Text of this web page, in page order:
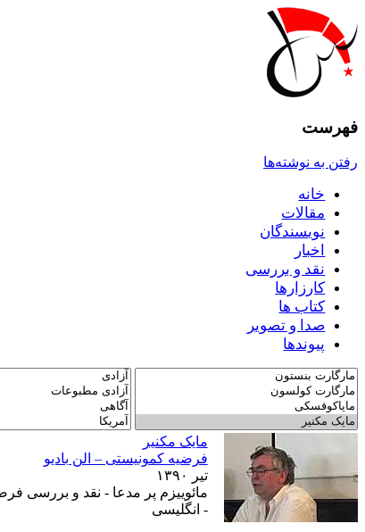
فهرست
رفتن به نوشته‌ها
خانه
مقالات
نويسندگان
اخبار
نقد و بررسى
کارزارها
کتاب ها
صدا و تصوير
پيوندها
مايک مکنير
فرضيه کمونيستى – الن باديو
تير ۱۳۹۰
- انگليسى